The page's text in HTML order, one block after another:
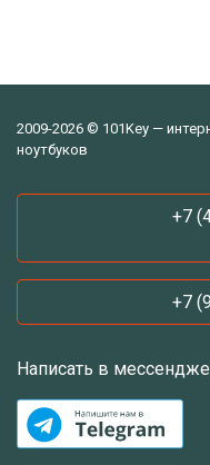
2009-2026 © 101Key —
ноутбуков
+7
+7
Написать в